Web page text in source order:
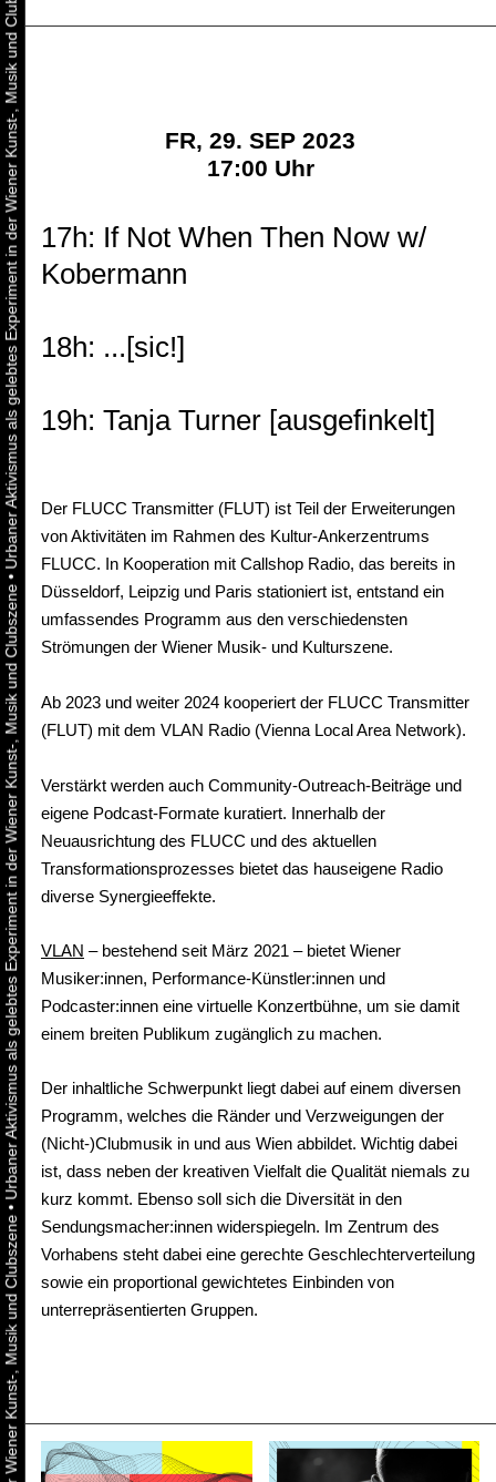
•
Urbaner Aktivismus als gelebtes Experiment in der Wiener Kunst-, Musik und Clubszene
•
Urbaner Aktivismus als gelebtes Experiment in der Wiener Kunst-, Musik und Clubszene
FR, 29. SEP 2023
17:00 Uhr
17h: If Not When Then Now w/
Kobermann
18h: ...[sic!]
19h: Tanja Turner [ausgefinkelt]
Der FLUCC Transmitter (FLUT) ist Teil der Erweiterungen
von Aktivitäten im Rahmen des Kultur-Ankerzentrums
FLUCC. In Kooperation mit Callshop Radio, das bereits in
Düsseldorf, Leipzig und Paris stationiert ist, entstand ein
umfassendes Programm aus den verschiedensten
Strömungen der Wiener Musik- und Kulturszene.
Ab 2023 und weiter 2024 kooperiert der FLUCC Transmitter
(FLUT) mit dem VLAN Radio (Vienna Local Area Network).
Verstärkt werden auch Community-Outreach-Beiträge und
eigene Podcast-Formate kuratiert. Innerhalb der
Neuausrichtung des FLUCC und des aktuellen
Transformationsprozesses bietet das hauseigene Radio
diverse Synergieeffekte.
VLAN – bestehend seit März 2021 – bietet Wiener
Musiker:innen, Performance-Künstler:innen und
Podcaster:innen eine virtuelle Konzertbühne, um sie damit
einem breiten Publikum zugänglich zu machen.
Der inhaltliche Schwerpunkt liegt dabei auf einem diversen
Programm, welches die Ränder und Verzweigungen der
(Nicht-)Clubmusik in und aus Wien abbildet. Wichtig dabei
ist, dass neben der kreativen Vielfalt die Qualität niemals zu
kurz kommt. Ebenso soll sich die Diversität in den
Sendungsmacher:innen widerspiegeln. Im Zentrum des
Vorhabens steht dabei eine gerechte Geschlechterverteilung
sowie ein proportional gewichtetes Einbinden von
unterrepräsentierten Gruppen.